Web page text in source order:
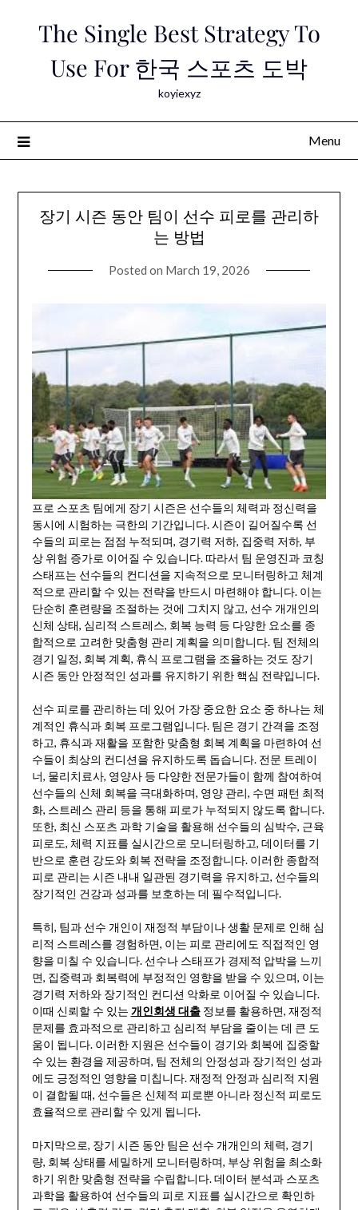
The Single Best Strategy To
Use For 한국 스포츠 도박
koyiexyz
Menu
장기 시즌 동안 팀이 선수 피로를 관리하
는 방법
Posted on March 19, 2026
프로 스포츠 팀에게 장기 시즌은 선수들의 체력과 정신력을
동시에 시험하는 극한의 기간입니다. 시즌이 길어질수록 선
수들의 피로는 점점 누적되며, 경기력 저하, 집중력 저하, 부
상 위험 증가로 이어질 수 있습니다. 따라서 팀 운영진과 코칭
스태프는 선수들의 컨디션을 지속적으로 모니터링하고 체계
적으로 관리할 수 있는 전략을 반드시 마련해야 합니다. 이는
단순히 훈련량을 조절하는 것에 그치지 않고, 선수 개개인의
신체 상태, 심리적 스트레스, 회복 능력 등 다양한 요소를 종
합적으로 고려한 맞춤형 관리 계획을 의미합니다. 팀 전체의
경기 일정, 회복 계획, 휴식 프로그램을 조율하는 것도 장기
시즌 동안 안정적인 성과를 유지하기 위한 핵심 전략입니다.
선수 피로를 관리하는 데 있어 가장 중요한 요소 중 하나는 체
계적인 휴식과 회복 프로그램입니다. 팀은 경기 간격을 조정
하고, 휴식과 재활을 포함한 맞춤형 회복 계획을 마련하여 선
수들이 최상의 컨디션을 유지하도록 돕습니다. 전문 트레이
너, 물리치료사, 영양사 등 다양한 전문가들이 함께 참여하여
선수들의 신체 회복을 극대화하며, 영양 관리, 수면 패턴 최적
화, 스트레스 관리 등을 통해 피로가 누적되지 않도록 합니다.
또한, 최신 스포츠 과학 기술을 활용해 선수들의 심박수, 근육
피로도, 체력 지표를 실시간으로 모니터링하고, 데이터를 기
반으로 훈련 강도와 회복 전략을 조정합니다. 이러한 종합적
피로 관리는 시즌 내내 일관된 경기력을 유지하고, 선수들의
장기적인 건강과 성과를 보호하는 데 필수적입니다.
특히, 팀과 선수 개인이 재정적 부담이나 생활 문제로 인해 심
리적 스트레스를 경험하면, 이는 피로 관리에도 직접적인 영
향을 미칠 수 있습니다. 선수나 스태프가 경제적 압박을 느끼
면, 집중력과 회복력에 부정적인 영향을 받을 수 있으며, 이는
경기력 저하와 장기적인 컨디션 악화로 이어질 수 있습니다.
이때 신뢰할 수 있는 개인회생 대출정보를 활용하면, 재정적
문제를 효과적으로 관리하고 심리적 부담을 줄이는 데 큰 도
움이 됩니다. 이러한 지원은 선수들이 경기와 회복에 집중할
수 있는 환경을 제공하며, 팀 전체의 안정성과 장기적인 성과
에도 긍정적인 영향을 미칩니다. 재정적 안정과 심리적 지원
이 결합될 때, 선수들은 신체적 피로뿐 아니라 정신적 피로도
효율적으로 관리할 수 있게 됩니다.
마지막으로, 장기 시즌 동안 팀은 선수 개개인의 체력, 경기
량, 회복 상태를 세밀하게 모니터링하며, 부상 위험을 최소화
하기 위한 맞춤형 전략을 수립합니다. 데이터 분석과 스포츠
과학을 활용하여 선수들의 피로 지표를 실시간으로 확인하